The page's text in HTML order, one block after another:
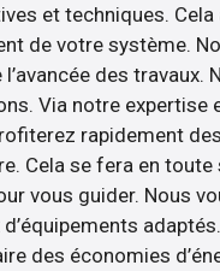
et techniques. Cela
de votre système.
des travaux.
Via notre expertise
rapidement
Cela se fera en
vous guider. Nous
des économies